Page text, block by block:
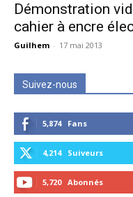
Démonstration
cahier à encre
Guilhem - 17 mai 2013
Suivez-nous
5,874 Fans
4,214 Suiveurs
5,720 Abonnés